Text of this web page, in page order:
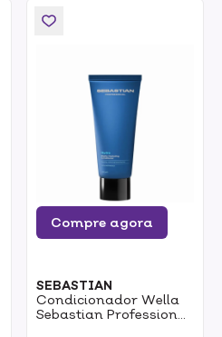
Compre agora
SEBASTIAN
Condicionador Wella
Sebastian Professional